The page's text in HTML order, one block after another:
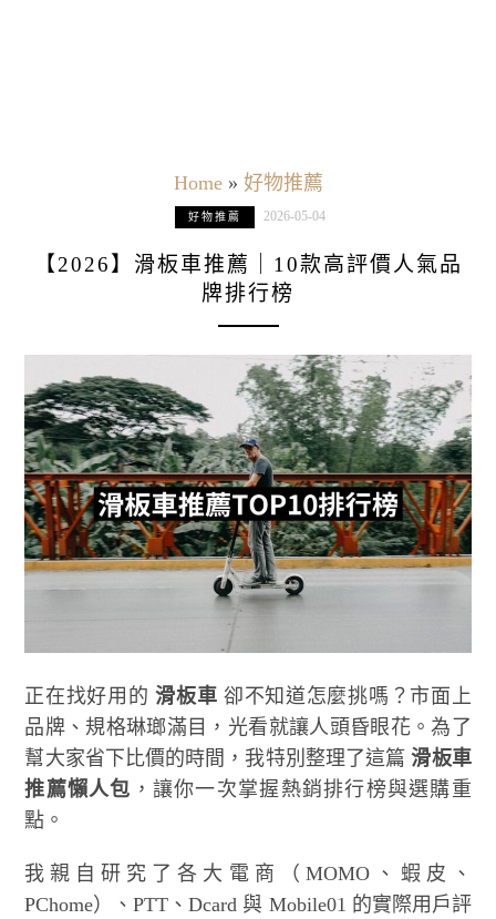
Home» 好物推薦
好物推薦 2026-05-04
【2026】滑板車推薦｜10款高評價人氣品
牌排行榜
正在找好用的滑板車 卻不知道怎麼挑嗎？市面上
品牌、規格琳瑯滿目，光看就讓人頭昏眼花。為了
幫大家省下比價的時間，我特別整理了這篇滑板車
推薦懶人包 ，讓你一次掌握熱銷排行榜與選購重
點。
我親自研究了各大電商（MOMO、蝦皮、
PChome）、PTT、Dcard 與 Mobile01 的實際用戶評